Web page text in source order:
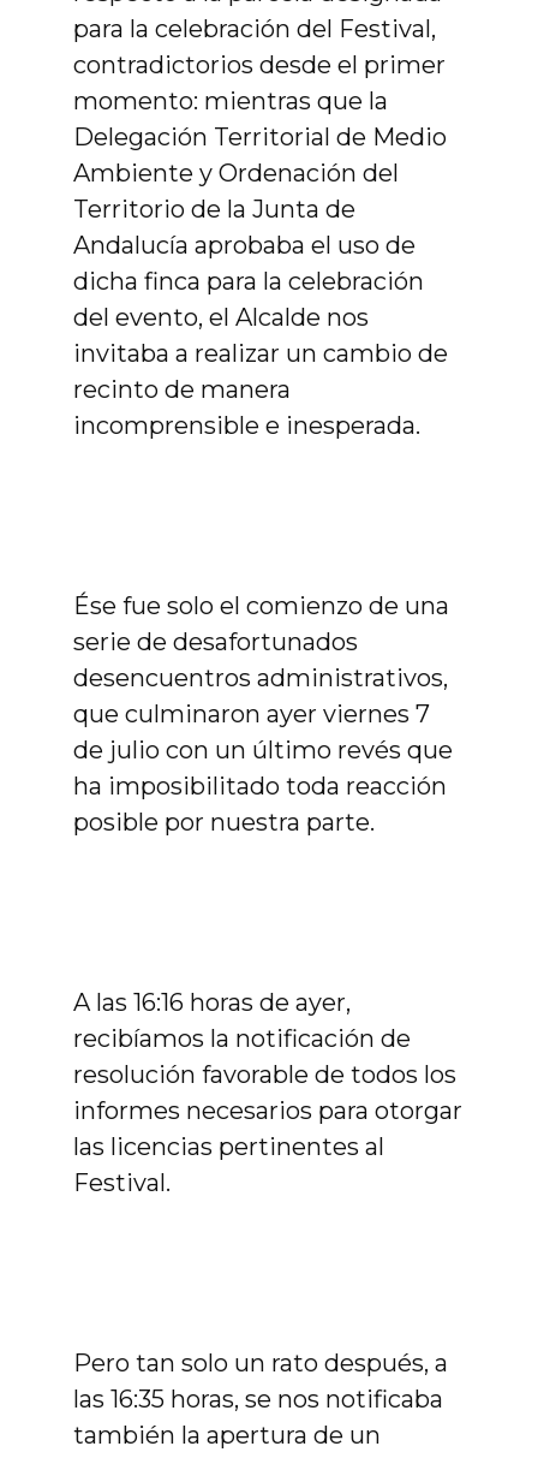
para la celebración del Festival,
contradictorios desde el primer
momento: mientras que la
Delegación Territorial de Medio
Ambiente y Ordenación del
Territorio de la Junta de
Andalucía aprobaba el uso de
dicha finca para la celebración
del evento, el Alcalde nos
invitaba a realizar un cambio de
recinto de manera
incomprensible e inesperada.
Ése fue solo el comienzo de una
serie de desafortunados
desencuentros administrativos,
que culminaron ayer viernes 7
de julio con un último revés que
ha imposibilitado toda reacción
posible por nuestra parte.
A las 16:16 horas de ayer,
recibíamos la notificación de
resolución favorable de todos los
informes necesarios para otorgar
las licencias pertinentes al
Festival.
Pero tan solo un rato después, a
las 16:35 horas, se nos notificaba
también la apertura de un